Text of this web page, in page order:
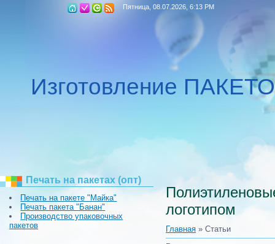
Пятница, 08.07.2026, 6:13 PM
Изготовление
Печать на пакетах (опт)
Печать на пакете "Майка"
Печать пакета "Банан"
Производство упаковочных
пакетов
логотипом
Главная » Статьи